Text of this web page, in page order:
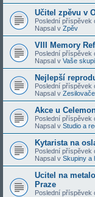
Učitel zpěvu v
Poslední příspěvek
Napsal v Zpěv
VIII Memory
Poslední příspěvek
Napsal v Vaše
Nejlepší
Poslední příspěvek
Napsal v
Akce u
Poslední příspěvek
Napsal v Studio a
Kytarista na
Poslední příspěvek
Napsal v Skupiny a
Ucitel na
Praze
Poslední příspěvek